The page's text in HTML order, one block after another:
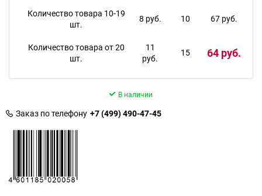
Количество товара 10-19
шт.
8 руб. 10 67 руб.
Количество товара от 20
шт.
11
руб.
15 64 руб.
В наличии
Заказ по телефону +7 (499) 490-47-45